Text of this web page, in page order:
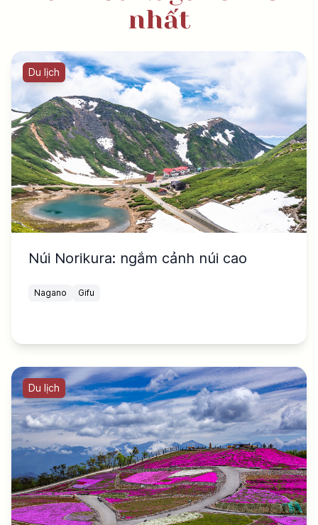
nhất
Du lịch
Núi Norikura: ngắm cảnh núi cao
Nagano Gifu
Du lịch